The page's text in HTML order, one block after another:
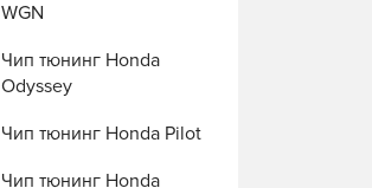
WGN
Чип тюнинг Honda
Odyssey
Чип тюнинг Honda Pilot
Чип тюнинг Honda